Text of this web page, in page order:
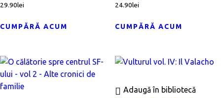
29.90lei
CUMPĂRĂ ACUM
24.90lei
CUMPĂRĂ ACUM
Adaugă în bibliotecă